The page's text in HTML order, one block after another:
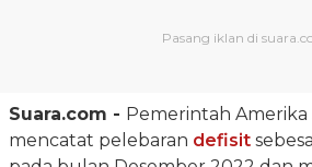
Suara.com - Pemerintah Amerika
mencatat pelebaran defisit